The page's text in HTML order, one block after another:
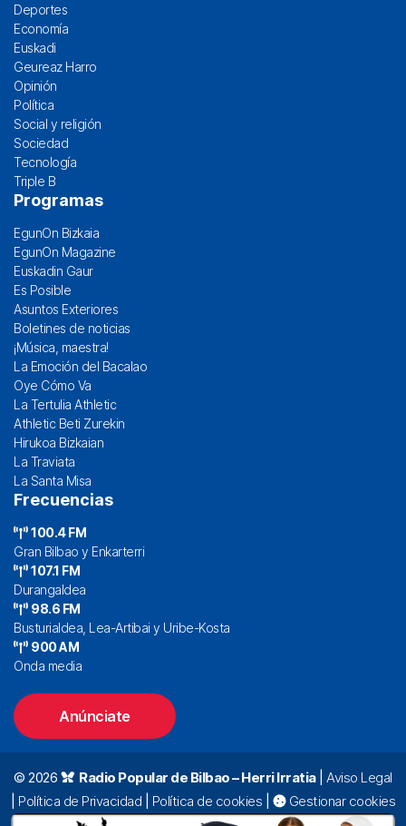
Deportes
Economía
Euskadi
Geureaz Harro
Opinión
Política
Social y religión
Sociedad
Tecnología
Triple B
Programas
EgunOn Bizkaia
EgunOn Magazine
Euskadin Gaur
Es Posible
Asuntos Exteriores
Boletines de noticias
¡Música, maestra!
La Emoción del Bacalao
Oye Cómo Va
La Tertulia Athletic
Athletic Beti Zurekin
Hirukoa Bizkaian
La Traviata
La Santa Misa
Frecuencias
100.4 FM
Gran Bilbao y Enkarterri
107.1 FM
Durangaldea
98.6 FM
Busturialdea, Lea-Artibai y Uribe-Kosta
900 AM
Onda media
Anúnciate
© 2026 Radio Popular de Bilbao – Herri Irratia| Aviso Legal
Política de Privacidad Política de cookies
Gestionar cookies